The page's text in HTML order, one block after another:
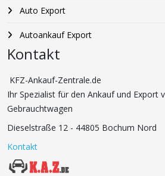
Auto Export
Autoankauf Export
Kontakt
KFZ-Ankauf-Zentrale.de
Ihr Spezialist für den Ankauf und Export
Gebrauchtwagen
Dieselstraße 12 - 44805 Bochum Nord
Kontakt